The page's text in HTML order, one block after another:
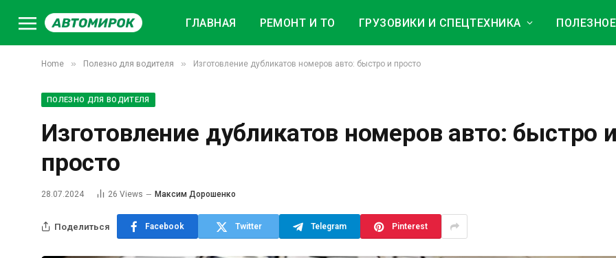
ГЛАВНАЯ РЕМОНТ И ТО ГРУЗОВИКИ И СПЕЦТЕХНИКА ПОЛЕЗНОЕ
Home » Полезно для водителя » Изготовление дубликатов номеров авто: быстро и просто
ПОЛЕЗНО ДЛЯ ВОДИТЕЛЯ
Изготовление дубликатов номеров авто: быстро и
просто
28.07.2024 26 Views Максим Дорошенко
Поделиться Facebook Twitter Telegram Pinterest